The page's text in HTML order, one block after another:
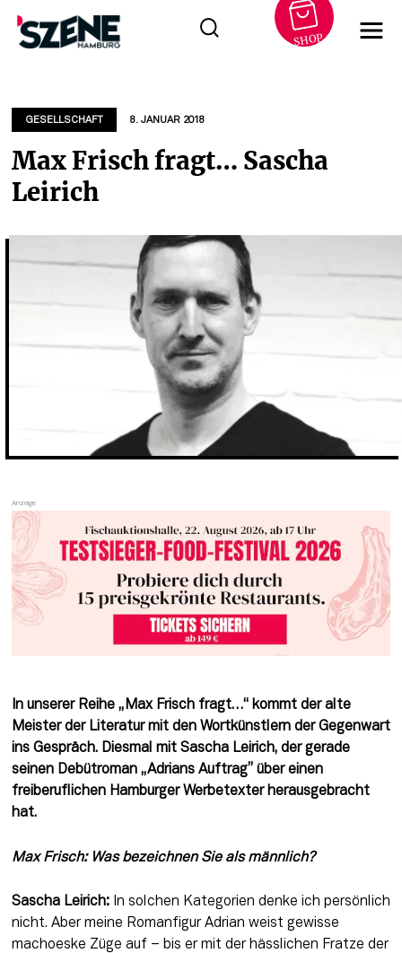
springen
SHOP
GESELLSCHAFT 8. JANUAR 2018
Max Frisch fragt… Sascha
Leirich
In unserer Reihe „Max Frisch fragt…“ kommt der alte
Meister der Literatur mit den Wortkünstlern der Gegenwart
ins Gespräch. Diesmal mit Sascha Leirich, der gerade
seinen Debütroman „Adrians Auftrag” über einen
freiberuflichen Hamburger Werbetexter herausgebracht
hat.
Max Frisch: Was bezeichnen Sie als männlich?
Sascha Leirich: In solchen Kategorien denke ich persönlich
nicht. Aber meine Romanfigur Adrian weist gewisse
machoeske Züge auf – bis er mit der hässlichen Fratze der